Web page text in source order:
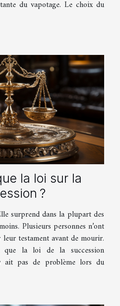
du vapotage. Le choix du
la loi sur la
?
surprend dans la plupart des
Plusieurs personnes n’ont
testament avant de mourir.
la loi de la succession
ait pas de problème lors du